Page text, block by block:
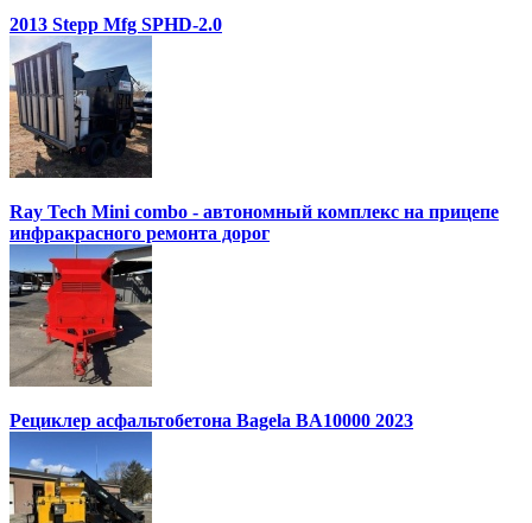
2013 Stepp Mfg SPHD-2.0
Ray Tech Mini combo - автономный комплекс на прицепе
инфракрасного ремонта дорог
Рециклер асфальтобетона Bagela BA10000 2023